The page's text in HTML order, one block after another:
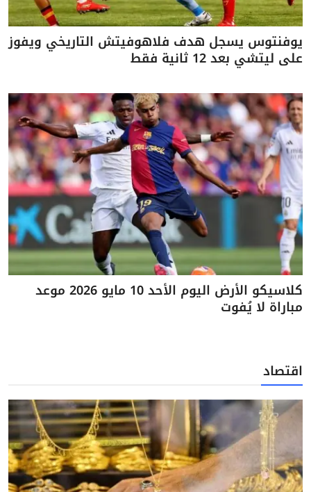
يوفنتوس يسجل هدف فلاهوفيتش التاريخي ويفوز
على ليتشي بعد 12 ثانية فقط
كلاسيكو الأرض اليوم الأحد 10 مايو 2026 موعد
مباراة لا يُفوت
اقتصاد